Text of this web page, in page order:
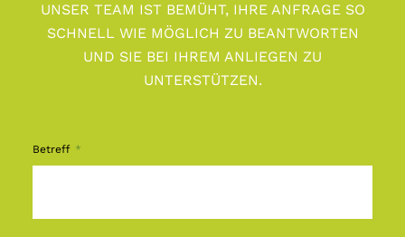
UNSER TEAM IST BEMÜHT, IHRE ANFRAGE SO
SCHNELL WIE MÖGLICH ZU BEANTWORTEN
UND SIE BEI IHREM ANLIEGEN ZU
UNTERSTÜTZEN.
Betreff